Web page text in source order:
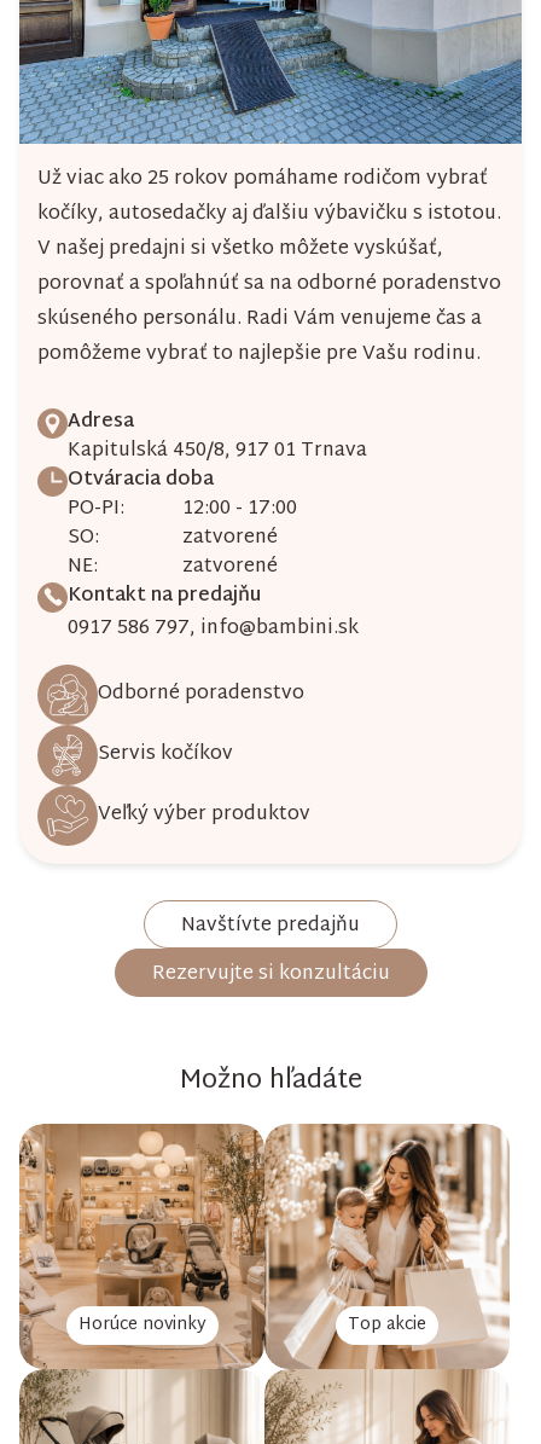
Už viac ako 25 rokov pomáhame rodičom vybrať
kočíky, autosedačky aj ďalšiu výbavičku s istotou.
V našej predajni si všetko môžete vyskúšať,
porovnať a spoľahnúť sa na odborné poradenstvo
skúseného personálu. Radi Vám venujeme čas a
pomôžeme vybrať to najlepšie pre Vašu rodinu.
Adresa
Kapitulská 450/8, 917 01 Trnava
Otváracia doba
PO-PI:
12:00 - 17:00
SO:
zatvorené
NE:
zatvorené
Kontakt na predajňu
0917 586 797, info@bambini.sk
Odborné poradenstvo
Servis kočíkov
Veľký výber produktov
Navštívte predajňu
Rezervujte si konzultáciu
Možno hľadáte
Horúce novinky Top akcie